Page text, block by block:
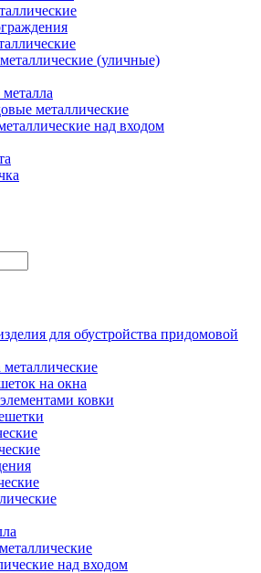
(уличные)
металлические
над входом
для обустройства придомовой
на окна
ковки
над входом